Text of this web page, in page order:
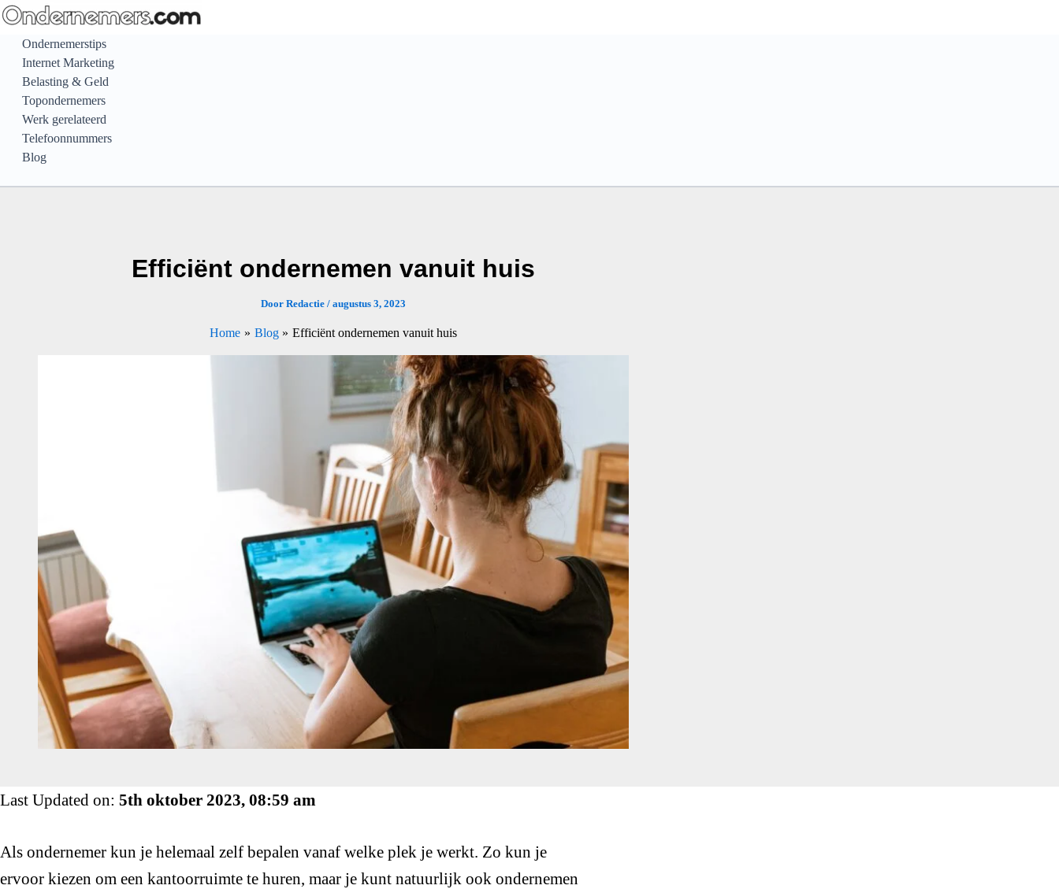
Ga
naar
inhoud
Ondernemerstips
Internet Marketing
Belasting & Geld
Topondernemers
Werk gerelateerd
Telefoonnummers
Blog
Efficiënt ondernemen vanuit huis
Door Redactie / augustus 3, 2023
Home Blog Efficiënt ondernemen vanuit huis
Last Updated on: 5th oktober 2023, 08:59 am
Als ondernemer kun je helemaal zelf bepalen vanaf welke plek je werkt. Zo kun je
ervoor kiezen om een kantoorruimte te huren, maar je kunt natuurlijk ook ondernemen